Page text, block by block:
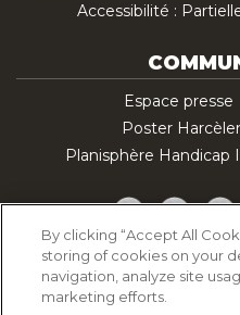
Accessibilité :
Espace presse
Poster
Planisphère Handicap
Facebook
Politique
Politique de
By clicking “Accept All
storing of cookies on your
navigation, analyze site
marketing efforts.